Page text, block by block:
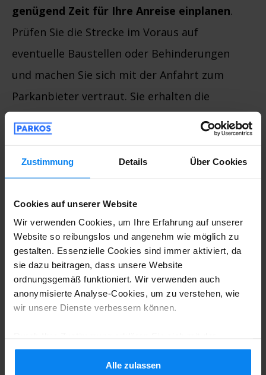
Zustimmung Details Über Cookies
Cookies auf unserer Website
Wir verwenden Cookies, um Ihre Erfahrung auf unserer
Website so reibungslos und angenehm wie möglich zu
gestalten. Essenzielle Cookies sind immer aktiviert, da
sie dazu beitragen, dass unsere Website
ordnungsgemäß funktioniert. Wir verwenden auch
anonymisierte Analyse-Cookies, um zu verstehen, wie
wir unsere Dienste verbessern können.
Verwendung von Cookies gemäß den Regeln in Ihrem
Land einverstanden, können Ihre Einstellungen jedoch
Alle zulassen
genügend Zeit für Ihre Anreise einplanen.
Prüfen Sie die Strecke im Voraus auf
eventuelle Baustellen oder Behinderungen
und machen Sie sich mit der Anfahrt zum
Parkanbieter vertraut. Sie erhalten die
genaue Anfahrtsbeschreibung bei Parkos
mit Ihrer Reservierung.
Am Parkplatz vor Ort
Ist das Auto einmal abgestellt, überprüfen
Sie, dasskeine Wertgegenstände im Auto
sind. Sollten Sie Gegenstände im Auto
lassen, verstauen Sie sie so, dass sie nicht
einsehbar sind. Leeren Sie Ihr
Handschuhfach und auch der Kofferraum
Zudem ist es ratsam, auch Ihren